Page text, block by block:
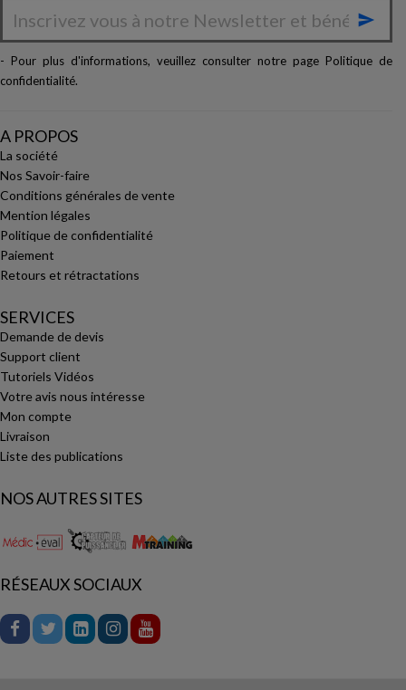

- Pour plus d'informations, veuillez consulter notre page Politique de
confidentialité.
A PROPOS
La société
Nos Savoir-faire
Conditions générales de vente
Mention légales
Politique de confidentialité
Paiement
Retours et rétractations
SERVICES
Demande de devis
Support client
Tutoriels Vidéos
Votre avis nous intéresse
Mon compte
Livraison
Liste des publications
NOS AUTRES SITES
RÉSEAUX SOCIAUX